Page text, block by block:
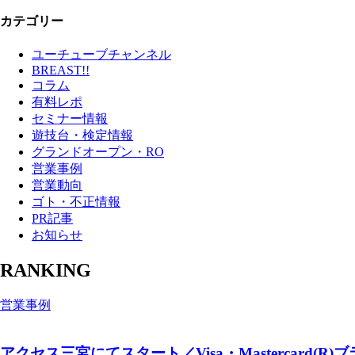
カテゴリー
ユーチューブチャンネル
BREAST!!
コラム
有料レポ
セミナー情報
遊技台・検定情報
グランドオープン・RO
営業事例
営業動向
ゴト・不正情報
PR記事
お知らせ
RANKING
営業事例